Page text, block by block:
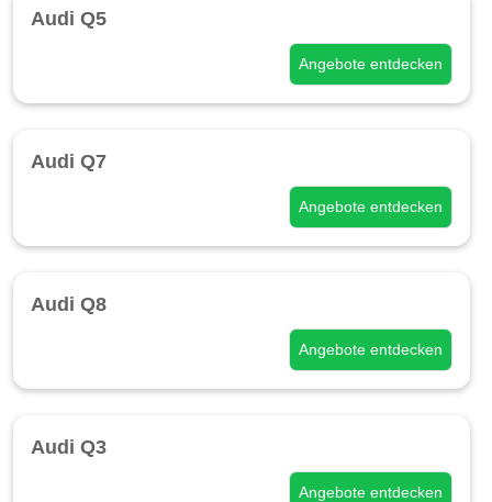
Audi Q5
Angebote entdecken
Audi Q7
Angebote entdecken
Audi Q8
Angebote entdecken
Audi Q3
Angebote entdecken